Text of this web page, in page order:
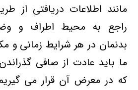
مانند اطلاعات دریافتی از
راجع به محیط اطراف و
بدنمان در هر شرایط زمانی و
ما باید عادت از صافی
كه در معرض آن قرار می